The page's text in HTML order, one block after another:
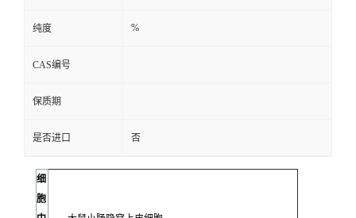
纯度 %
CAS编号
保质期
是否进口 否
细
胞